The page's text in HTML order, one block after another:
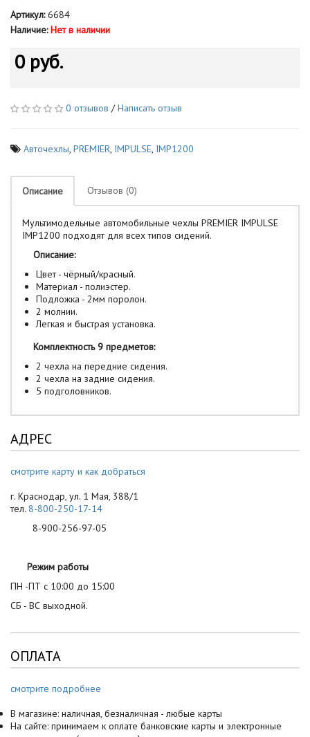
Артикул:6684
Наличие: Нет в наличии
0 руб.
0 отзывов /Написать отзыв
Авточехлы, PREMIER, IMPULSE, IMP1200
Описание Отзывов (0)
Мультимодельные автомобильные чехлы PREMIER IMPULSE
IMP1200 подходят для всех типов сидений.
Описание:
Цвет - чёрный/красный.
Материал - полиэстер.
Подложка - 2мм поролон.
2 молнии.
Легкая и быстрая установка.
Комплектность 9 предметов:
2 чехла на передние сидения.
2 чехла на задние сидения.
5 подголовников.
АДРЕС
смотрите карту и как добраться
г. Краснодар, ул. 1 Мая, 388/1
тел. 8-800-250-17-14
8-900-256-97-05
Режим работы
ПН -ПТ с 10:00 до 15:00
СБ - ВС выходной.
ОПЛАТА
смотрите подробнее
В магазине: наличная, безналичная - любые карты
На сайте: принимаем к оплате банковские карты и электронные